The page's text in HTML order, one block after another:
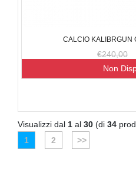
CALCIO KALIBRGUN
€240,00
Non
Visualizzi dal 1 al 30 (di 34
1
2 >>